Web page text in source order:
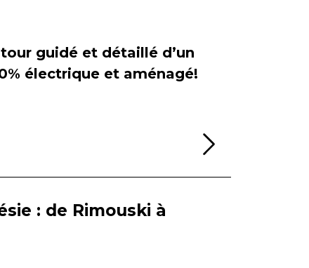
guidé et détaillé d’un
électrique et aménagé!
: de Rimouski à